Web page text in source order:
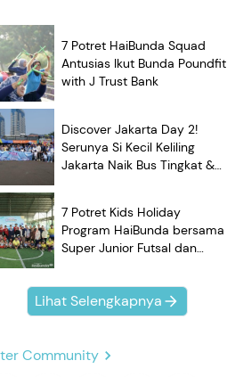
7 Potret HaiBunda Squad
Antusias Ikut Bunda Poundfit
with J Trust Bank
Discover Jakarta Day 2!
Serunya Si Kecil Keliling
Jakarta Naik Bus Tingkat &
7 Potret Kids Holiday
Program HaiBunda bersama
Super Junior Futsal dan
Kompak Banget!
Lihat Selengkapnya
Community